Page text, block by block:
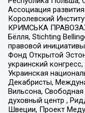
Ассоциация
Королевский
КРИМСЬКА
Бёлля, Stichting
правовой
Фонд Открытой
украинский
Украинская
Декабристы,
Вильсона,
духовный центр ,
Швеции, Проект